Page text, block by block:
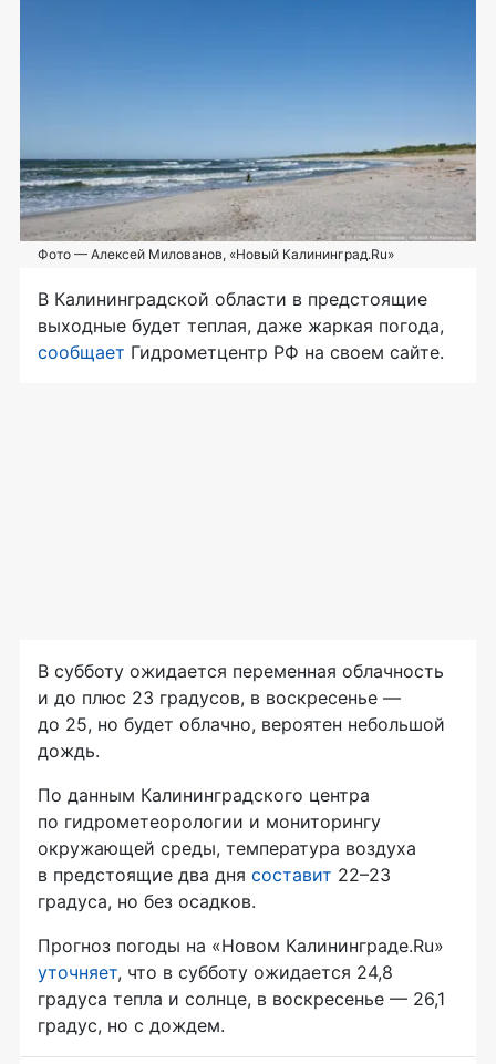
Фото — Алексей Милованов, «Новый Калининград.Ru»
В Калининградской области в предстоящие
выходные будет теплая, даже жаркая погода,
сообщает Гидрометцентр РФ на своем сайте.
В субботу ожидается переменная облачность
и до плюс 23 градусов, в воскресенье —
до 25, но будет облачно, вероятен небольшой
дождь.
По данным Калининградского центра
по гидрометеорологии и мониторингу
окружающей среды, температура воздуха
в предстоящие два дня составит 22–23
градуса, но без осадков.
Прогноз погоды на «Новом Калининграде.Ru»
уточняет, что в субботу ожидается 24,8
градуса тепла и солнце, в воскресенье — 26,1
градус, но с дождем.